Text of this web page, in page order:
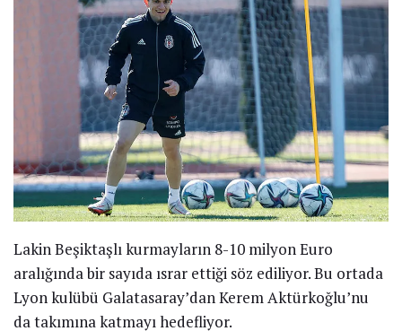
Lakin Beşiktaşlı kurmayların 8-10 milyon Euro
aralığında bir sayıda ısrar ettiği söz ediliyor. Bu ortada
Lyon kulübü Galatasaray’dan Kerem Aktürkoğlu’nu
da takımına katmayı hedefliyor.